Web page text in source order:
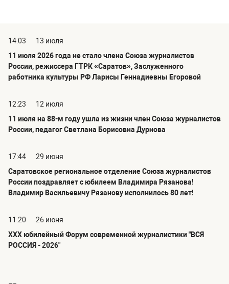
14:03
13 июля
11 июля 2026 года не стало члена Союза журналистов
России, режиссера ГТРК «Саратов», Заслуженного
работника культуры РФ Ларисы Геннадиевны Егоровой
12:23
12 июля
11 июля на 88-м году ушла из жизни член Союза журналистов
России, педагог Светлана Борисовна Дурнова
17:44
29 июня
Саратовское региональное отделение Союза журналистов
России поздравляет с юбилеем Владимира Рязанова!
Владимир Васильевичу Рязанову исполнилось 80 лет!
11:20
26 июня
ХХХ юбилейный Форум современной журналистики "ВСЯ
РОССИЯ - 2026"